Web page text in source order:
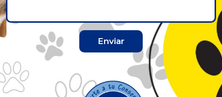
Enviar